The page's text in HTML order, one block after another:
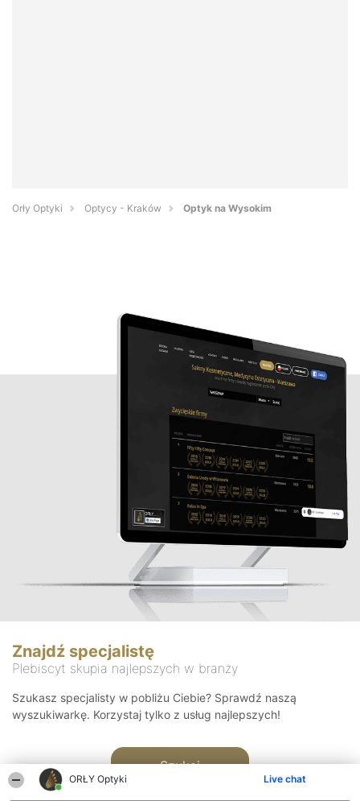
ORŁY Optyki Live chat
Orły Optyki Optycy - Kraków Optyk na Wysokim
Znajdź specjalistę
Plebiscyt skupia najlepszych w branży
Szukasz specjalisty w pobliżu Ciebie? Sprawdź naszą
wyszukiwarkę. Korzystaj tylko z usług najlepszych!
Szukaj